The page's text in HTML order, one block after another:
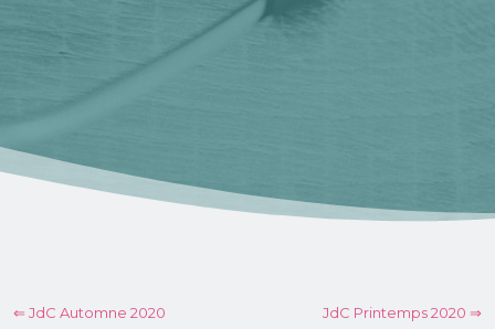
⇐ JdC Automne 2020 JdC Printemps 2020 ⇒